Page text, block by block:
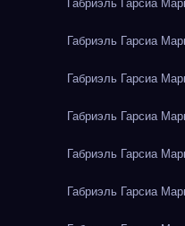
Габриэль Гарсиа
Габриэль Гарсиа
Габриэль Гарсиа
Габриэль Гарсиа
Габриэль Гарсиа
Габриэль Гарсиа